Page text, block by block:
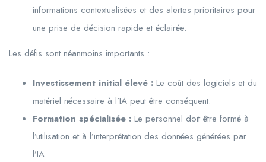
informations contextualisées et des alertes prioritaires pour
une prise de décision rapide et éclairée.
Les défis sont néanmoins importants :
Investissement initial élevé : Le coût des logiciels et du
matériel nécessaire à l’IA peut être conséquent.
Formation spécialisée : Le personnel doit être formé à
l’utilisation et à l’interprétation des données générées par
l’IA.